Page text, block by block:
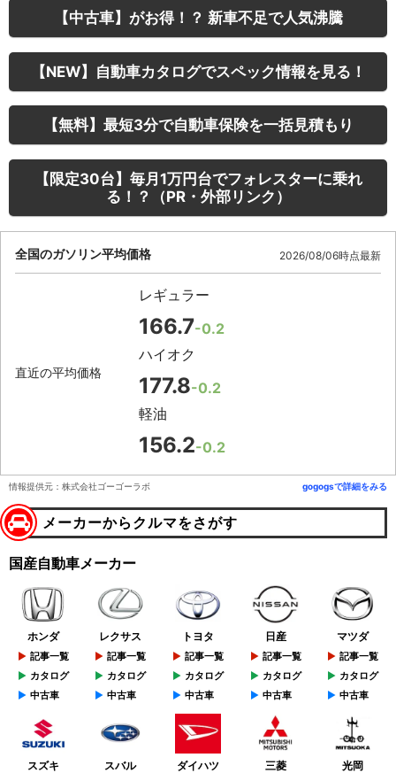
【中古車】がお得！？ 新車不足で人気沸騰
【NEW】自動車カタログでスペック情報を見る！
【無料】最短3分で自動車保険を一括見積もり
【限定30台】毎月1万円台でフォレスターに乗れ
る！？（PR・外部リンク）
全国のガソリン平均価格 2026/08/06時点最新
直近の平均価格
レギュラー
166.7-0.2
ハイオク
177.8-0.2
軽油
156.2-0.2
情報提供元：株式会社ゴーゴーラボ gogogsで詳細をみる
メーカーからクルマをさがす
国産自動車メーカー
ホンダ
記事一覧
カタログ
中古車
レクサス
記事一覧
カタログ
中古車
トヨタ
記事一覧
カタログ
中古車
日産
記事一覧
カタログ
中古車
マツダ
記事一覧
カタログ
中古車
スズキ スバル ダイハツ 三菱 光岡